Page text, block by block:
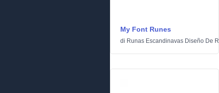
My Font Runes
di Runas Escandinavas Diseño De